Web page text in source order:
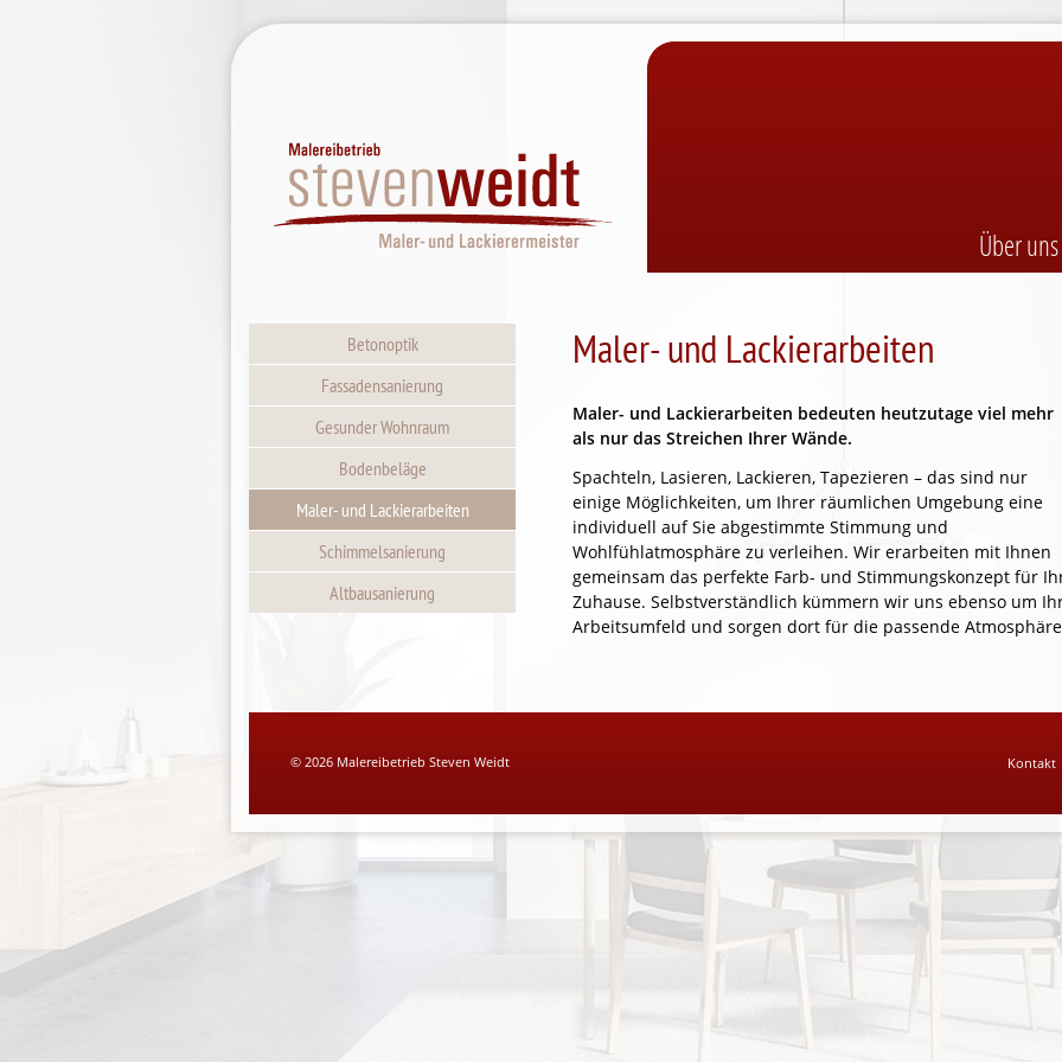
Navigation
Über uns
Maler- und Lackierarbeiten
Maler- und Lackierarbeiten bedeuten heutzutage viel mehr
als nur das Streichen Ihrer Wände.
Spachteln, Lasieren, Lackieren, Tapezieren – das sind nur
einige Möglichkeiten, um Ihrer räumlichen Umgebung eine
individuell auf Sie abgestimmte Stimmung und
Wohlfühlatmosphäre zu verleihen. Wir erarbeiten mit Ihnen
gemeinsam das perfekte Farb- und Stimmungskonzept für
Zuhause. Selbstverständlich kümmern wir uns ebenso um
Arbeitsumfeld und sorgen dort für die passende
Betonoptik
Fassadensanierung
Gesunder Wohnraum
Bodenbeläge
Maler- und Lackierarbeiten
Schimmelsanierung
Altbausanierung
© 2026 Malereibetrieb Steven Weidt Kontakt